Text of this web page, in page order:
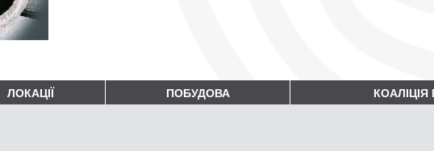
ЛОКАЦІЇ ПОБУДОВА КОАЛІЦІЯ